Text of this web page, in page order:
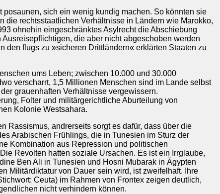
sich ein wenig kundig machen. So könnten sie
die rechtsstaatlichen Verhältnisse in Ländern wie Marokko,
ohnehin eingeschränktes Asylrecht die Abschiebung
die aber nicht abgeschoben werden
den flugs zu »sicheren Drittländern« erklärten Staaten zu
ums Leben; zwischen 10.000 und 30.000
verscharrt, 1,5 Millionen Menschen sind im Lande selbst
grauenhaften Verhältnisse vergewissern.
Folter und militärgerichtliche Aburteilung von
Kolonie Westsahara.
Rassismus, andrerseits sorgt es dafür, dass über die
Arabischen Frühlings, die in Tunesien im Sturz der
Kombination aus Repression und politischen
Revolten hatten soziale Ursachen. Es ist ein Irrglaube,
Ben Ali in Tunesien und Hosni Mubarak in Ägypten
Militärdiktatur von Dauer sein wird, ist zweifelhaft. Ihre
Ceuta) im Rahmen von Frontex zeigen deutlich,
nicht verhindern können.